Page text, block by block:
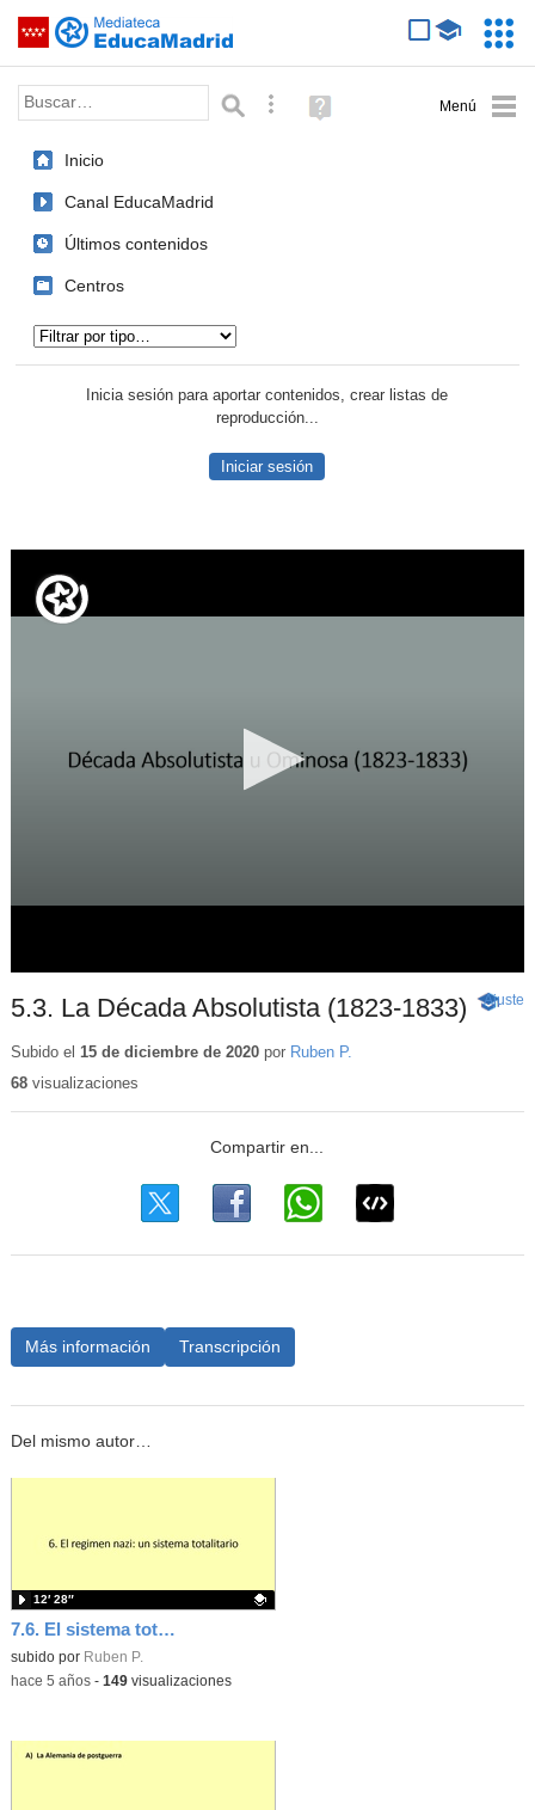
Saltar navegación
Palabra o frase: Búsqueda avanzada
Ayuda
(en
Inicio
Canal EducaMadrid
Últimos contenidos
Centros
Inicia sesión para aportar contenidos, crear listas de
reproducción...
Iniciar sesión
5.3. La Década Absolutista (1823-1833)
- Ajuste
Subido el 15 de diciembre de 2020por Ruben P.
68visualizaciones
Más información Transcripción
Del mismo autor…
7.6. El sistema totaliario nazi
Contenido educativo.
subido por Ruben P.
12′ 28″
-hace 5 años- 149visualizaciones